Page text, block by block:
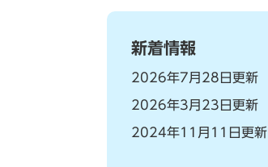
新着情報
2026年7月28日更新
2026年3月23日更新
2024年11月11日更新